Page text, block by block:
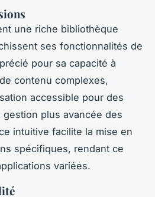
une riche bibliothèque
ses fonctionnalités de
pour sa capacité à
contenu complexes,
accessible pour des
plus avancée des
intuitive facilite la mise en
spécifiques, rendant ce
variées.